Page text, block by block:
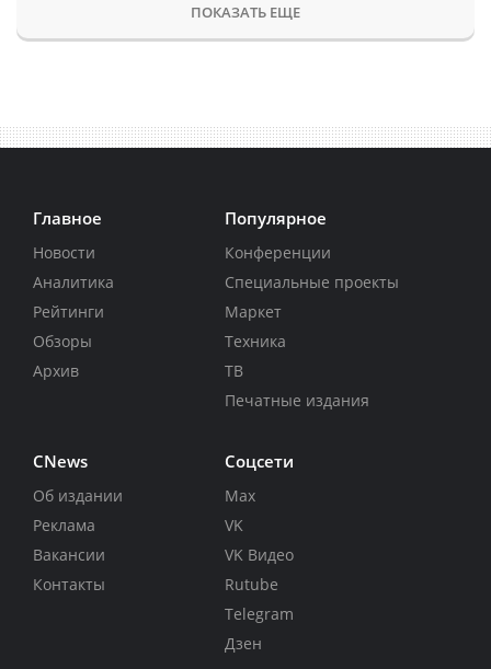
ПОКАЗАТЬ ЕЩЕ
Главное
Новости
Аналитика
Рейтинги
Обзоры
Архив
Популярное
Конференции
Специальные проекты
Маркет
Техника
ТВ
Печатные издания
CNews
Об издании
Реклама
Вакансии
Контакты
Соцсети
Max
VK
VK Видео
Rutube
Telegram
Дзен